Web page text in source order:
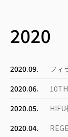
2020
2020.09.
フィ
2020.06.
2020.05.
2020.04.